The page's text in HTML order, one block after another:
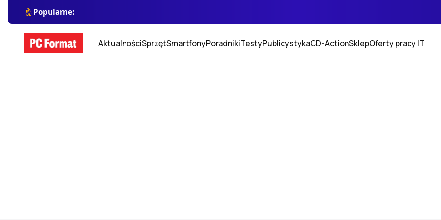
Popularne:
AktualnościSprzętSmartfonyPoradnikiTestyPublicystykaCD-ActionSklepOferty pracy IT